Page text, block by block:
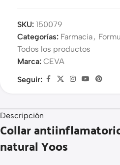
SKU: 150079
Categorías: Farmacia,
Todos los productos
Marca: CEVA
Seguir:
Descripción
Collar
natural Yoos